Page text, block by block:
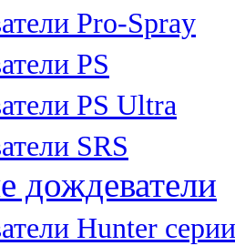
Pro-Spray
PS
PS Ultra
SRS
дождеватели
Hunter